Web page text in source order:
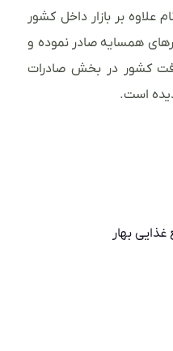
علاوه بر بازار داخل کشور
همسایه صادر نموده و
کشور در بخش صادرات
است.
بهار